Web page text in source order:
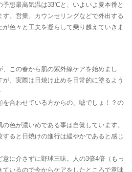
予想最高気温は33℃と、いよいよ夏本番と
。営業、カウンセリングなどで外出する
色々と工夫を凝らして乗り越えていきま
、この春から肌の紫外線ケアを始めまし
、実際は日焼け止めを日常的に塗るよう
合わせている方からの、嘘でしょ！？の
色が濃いめである事は自覚しています。
ると日焼けの進行は緩やかであると感じ
意に介さずに野球三昧。人の3倍4倍（もっ
ているので今からケアをしたところで意味